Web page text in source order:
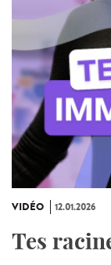
VIDÉO 12.01.2026
Tes